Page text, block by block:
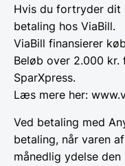
Hvis du fortryder dit
betaling hos ViaBill.
ViaBill finansierer
Beløb over 2.000 kr.
SparXpress.
Læs mere her:
Ved betaling med
betaling, når varen
månedlig ydelse